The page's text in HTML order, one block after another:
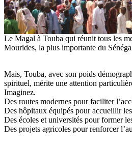
Le Magal à Touba qui réunit tous les
Mourides, la plus importante du
Mais, Touba, avec son poids
spirituel, mérite une attention
Imaginez.
Des routes modernes pour faciliter
Des hôpitaux équipés pour accueillir
Des écoles et universités pour former
Des projets agricoles pour renforcer